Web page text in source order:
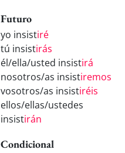
Futuro
yo insistiré
tú insistirás
él/ella/usted insistirá
nosotros/as insistiremos
vosotros/as insistiréis
ellos/ellas/ustedes
insistirán
Condicional